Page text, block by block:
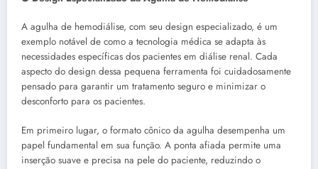
A agulha de hemodiálise, com seu design especializado, é um
exemplo notável de como a tecnologia médica se adapta às
necessidades específicas dos pacientes em diálise renal. Cada
aspecto do design dessa pequena ferramenta foi cuidadosamente
pensado para garantir um tratamento seguro e minimizar o
desconforto para os pacientes.
Em primeiro lugar, o formato cônico da agulha desempenha um
papel fundamental em sua função. A ponta afiada permite uma
inserção suave e precisa na pele do paciente, reduzindo o